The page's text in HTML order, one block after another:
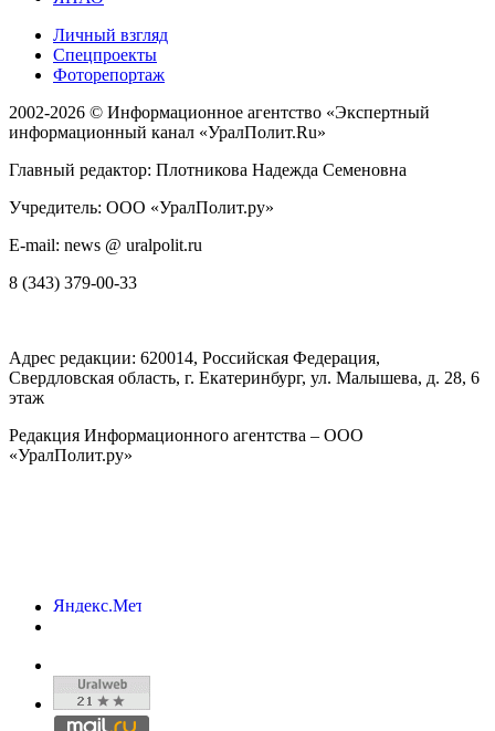
Личный взгляд
Спецпроекты
Фоторепортаж
2002-2026 © Информационное агентство «Экспертный
информационный канал «УралПолит.Ru»
Главный редактор: Плотникова Надежда Семеновна
Учредитель: ООО «УралПолит.ру»
E-mail: news @ uralpolit.ru
8 (343) 379-00-33
Адрес редакции: 620014, Российская Федерация,
Свердловская область, г. Екатеринбург, ул. Малышева, д. 28, 6
этаж
Редакция Информационного агентства – ООО
«УралПолит.ру»